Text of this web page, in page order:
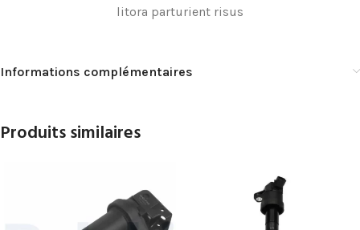
litora parturient risus
Informations complémentaires
Produits similaires